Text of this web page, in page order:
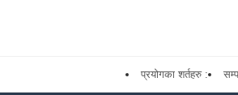
प्रयोगका शर्तहरु :